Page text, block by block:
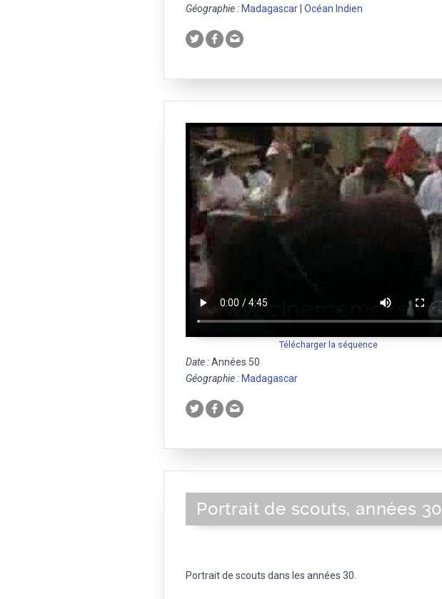
Géographie : Madagascar Océan Indien
Télécharger la séquence
Date :Années 50
Géographie : Madagascar
Portrait de scouts, années 30
Portrait de scouts dans les années 30.